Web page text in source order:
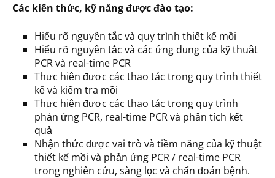
Các kiến thức, kỹ năng được đào tạo:
Hiểu rõ nguyên tắc và quy trình thiết kế mồi
Hiểu rõ nguyên tắc và các ứng dụng của kỹ thuật
PCR và real-time PCR
Thực hiện được các thao tác trong quy trình thiết
kế và kiểm tra mồi
Thực hiện được các thao tác trong quy trình
phản ứng PCR, real-time PCR và phân tích kết
quả
Nhận thức được vai trò và tiềm năng của kỹ thuật
thiết kế mồi và phản ứng PCR / real-time PCR
trong nghiên cứu, sàng lọc và chẩn đoán bệnh.